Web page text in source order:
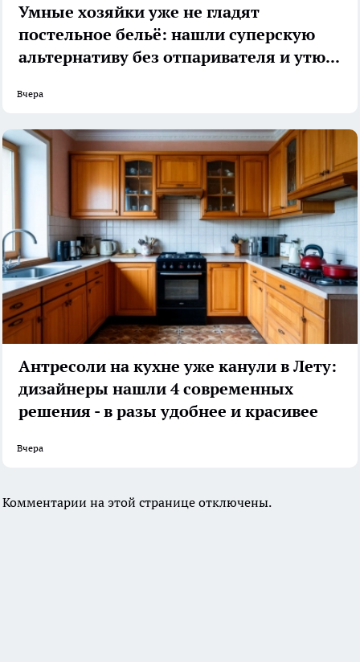
Умные хозяйки уже не гладят
постельное бельё: нашли суперскую
альтернативу без отпаривателя и утюга
Вчера
Антресоли на кухне уже канули в Лету:
дизайнеры нашли 4 современных
решения - в разы удобнее и красивее
Вчера
Комментарии на этой странице отключены.